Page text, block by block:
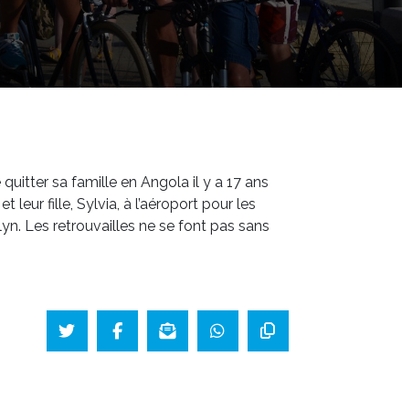
sa famille en Angola il y a 17 ans
leur fille, Sylvia, à l’aéroport pour les
Les retrouvailles ne se font pas sans